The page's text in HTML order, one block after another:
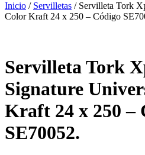
Inicio / Servilletas / Servilleta Tork
Color Kraft 24 x 250 – Código
Servilleta Tork
Signature
Kraft 24 x 250 –
SE70052.